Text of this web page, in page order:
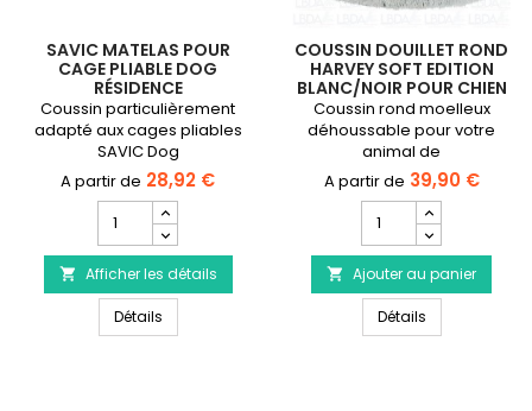
SAVIC MATELAS POUR
CAGE PLIABLE DOG
RÉSIDENCE
Coussin particulièrement
adapté aux cages pliables
SAVIC Dog
Résidence.Disponible en 6
tailles
28,92 €
quantité
du
produit
SAVIC
Matelas
pour
 Afficher les détails
DétailsSAVIC Matelas pour cage pliable Dog Résidence
COUSSIN DOUILLET ROND
HARVEY SOFT EDITION
BLANC/NOIR POUR CHIEN
- TRIXIE
Coussin rond moelleux
déhoussable pour votre
animal de
compagnie.Disponible en Ø
60cm - Ø 80cm et Ø 100cm.
39,90 €
quantité
du
produit
Coussin
douillet
rond
 Ajouter au panier
DétailsCoussin